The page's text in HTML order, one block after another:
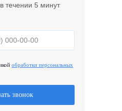
обработки персональных
звонок
течении 5 минут